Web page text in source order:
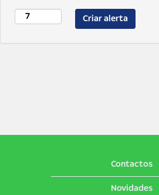
Contactos
Novidades